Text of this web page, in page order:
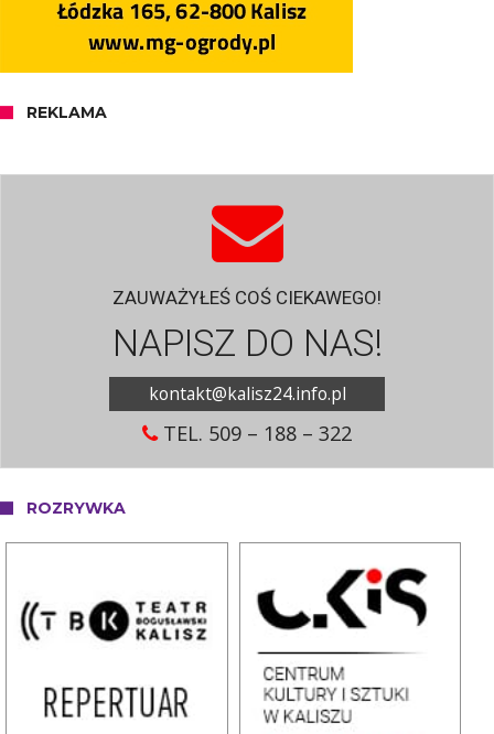
REKLAMA
ZAUWAŻYŁEŚ COŚ CIEKAWEGO!
NAPISZ DO NAS!
kontakt@kalisz24.info.pl
TEL. 509 – 188 – 322
ROZRYWKA